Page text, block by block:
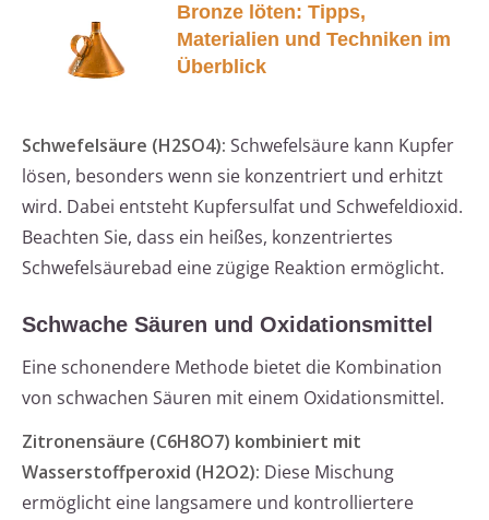
Bronze löten: Tipps,
Materialien und Techniken im
Überblick
Schwefelsäure (H2SO4): Schwefelsäure kann Kupfer
lösen, besonders wenn sie konzentriert und erhitzt
wird. Dabei entsteht Kupfersulfat und Schwefeldioxid.
Beachten Sie, dass ein heißes, konzentriertes
Schwefelsäurebad eine zügige Reaktion ermöglicht.
Schwache Säuren und Oxidationsmittel
Eine schonendere Methode bietet die Kombination
von schwachen Säuren mit einem Oxidationsmittel.
Zitronensäure (C6H8O7) kombiniert mit
Wasserstoffperoxid (H2O2): Diese Mischung
ermöglicht eine langsamere und kontrolliertere